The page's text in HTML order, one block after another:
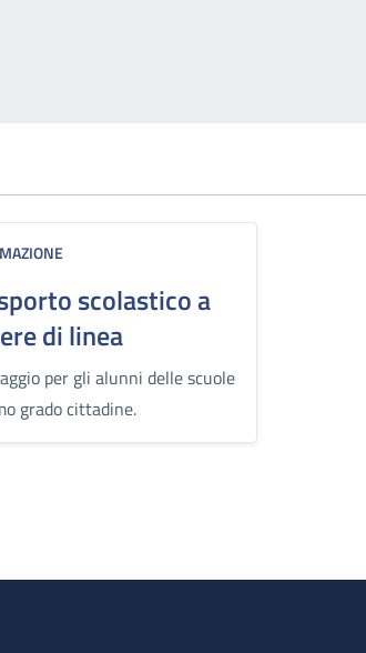
scolastico a
di linea
per gli alunni delle scuole
grado cittadine.